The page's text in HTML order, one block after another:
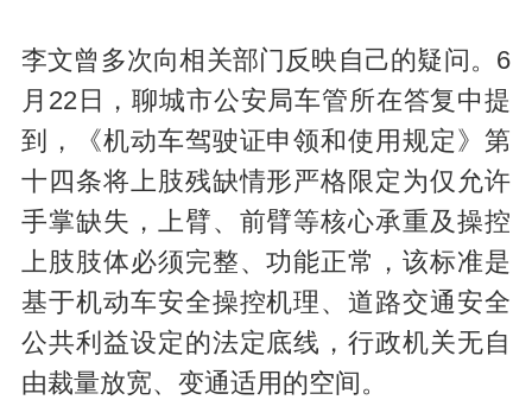
李文曾多次向相关部门反映自己的疑问。6
月22日，聊城市公安局车管所在答复中提
到，《机动车驾驶证申领和使用规定》第
十四条将上肢残缺情形严格限定为仅允许
手掌缺失，上臂、前臂等核心承重及操控
上肢肢体必须完整、功能正常，该标准是
基于机动车安全操控机理、道路交通安全
公共利益设定的法定底线，行政机关无自
由裁量放宽、变通适用的空间。